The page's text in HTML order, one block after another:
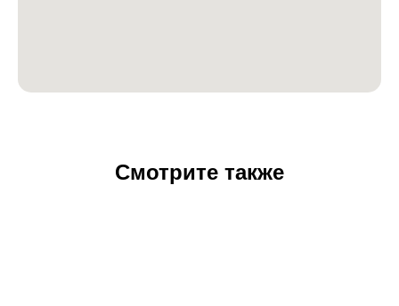
Смотрите также